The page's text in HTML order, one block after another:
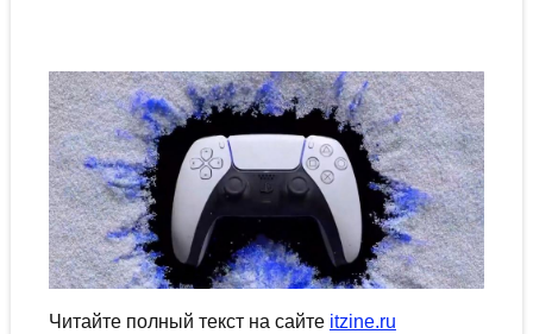
Читайте полный текст на сайте itzine.ru